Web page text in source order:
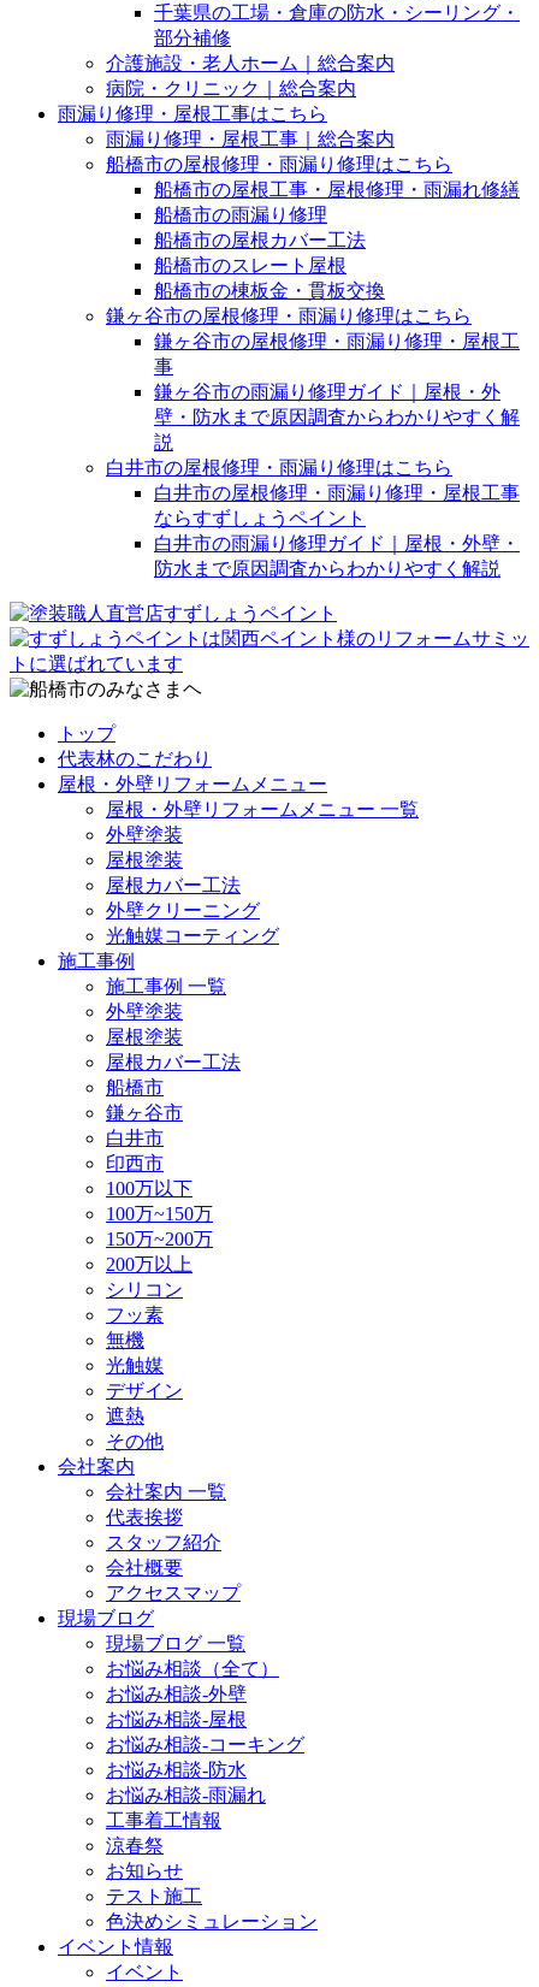
千葉県の工場・倉庫の防水・シーリング・
部分補修
介護施設・老人ホーム｜総合案内
病院・クリニック｜総合案内
雨漏り修理・屋根工事はこちら
雨漏り修理・屋根工事｜総合案内
船橋市の屋根修理・雨漏り修理はこちら
船橋市の屋根工事・屋根修理・雨漏れ修繕
船橋市の雨漏り修理
船橋市の屋根カバー工法
船橋市のスレート屋根
船橋市の棟板金・貫板交換
鎌ヶ谷市の屋根修理・雨漏り修理はこちら
鎌ヶ谷市の屋根修理・雨漏り修理・屋根工
事
鎌ヶ谷市の雨漏り修理ガイド｜屋根・外
壁・防水まで原因調査からわかりやすく解
説
白井市の屋根修理・雨漏り修理はこちら
白井市の屋根修理・雨漏り修理・屋根工事
ならすずしょうペイント
白井市の雨漏り修理ガイド｜屋根・外壁・
防水まで原因調査からわかりやすく解説
トップ
代表林のこだわり
屋根・外壁リフォームメニュー
屋根・外壁リフォームメニュー 一覧
外壁塗装
屋根塗装
屋根カバー工法
外壁クリーニング
光触媒コーティング
施工事例
施工事例 一覧
外壁塗装
屋根塗装
屋根カバー工法
船橋市
鎌ヶ谷市
白井市
印西市
100万以下
100万~150万
150万~200万
200万以上
シリコン
フッ素
無機
光触媒
デザイン
遮熱
その他
会社案内
会社案内 一覧
代表挨拶
スタッフ紹介
会社概要
アクセスマップ
現場ブログ
現場ブログ 一覧
お悩み相談（全て）
お悩み相談-外壁
お悩み相談-屋根
お悩み相談-コーキング
お悩み相談-防水
お悩み相談-雨漏れ
工事着工情報
涼春祭
お知らせ
テスト施工
色決めシミュレーション
イベント情報
イベント